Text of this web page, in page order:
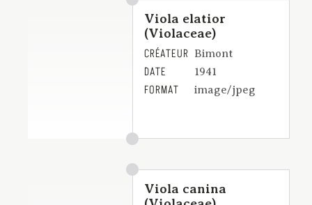
Viola elatior
(Violaceae)
CRÉATEUR Bimont
DATE 1941
FORMAT image/jpeg
Viola canina